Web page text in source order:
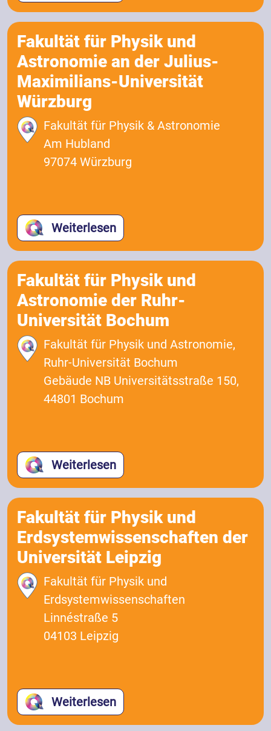
Fakultät für Physik und
Astronomie an der Julius-
Maximilians-Universität
Würzburg
Fakultät für Physik & Astronomie
Am Hubland
97074 Würzburg
Weiterlesen
Fakultät für Physik und
Astronomie der Ruhr-
Universität Bochum
Fakultät für Physik und Astronomie,
Ruhr-Universität Bochum
Gebäude NB Universitätsstraße 150,
44801 Bochum
Weiterlesen
Fakultät für Physik und
Erdsystemwissenschaften der
Universität Leipzig
Fakultät für Physik und
Erdsystemwissenschaften
Linnéstraße 5
04103 Leipzig
Weiterlesen